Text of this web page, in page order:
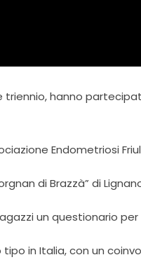
hanno
Endometriosi
di Brazzà” di
un questionario
tipo in Italia, con un